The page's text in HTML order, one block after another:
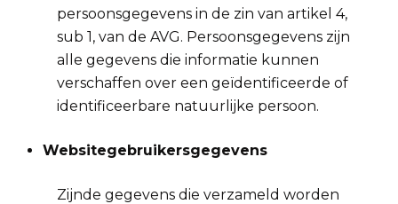
persoonsgegevens in de zin van artikel 4,
sub 1, van de AVG. Persoonsgegevens zijn
alle gegevens die informatie kunnen
verschaffen over een geïdentificeerde of
identificeerbare natuurlijke persoon.
Websitegebruikersgegevens
Zijnde gegevens die verzameld worden